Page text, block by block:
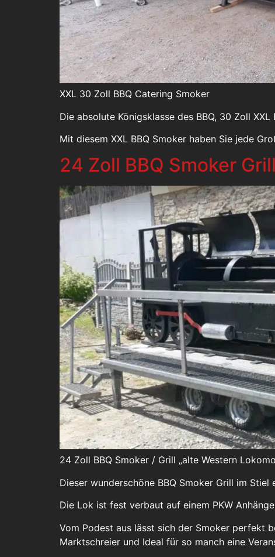
XXL 30 Zoll BBQ Catering Smoker
Die absolute Königsklasse des BBQ, 30 Zoll
Mit diesem XXL BBQ Smoker haben Sie jede
24 Zoll BBQ Smoker
24 Zoll BBQ Smoker / Grill „alte Western
Dieser wunderschöne BBQ Smoker Grill im
Die Lok ist fest verbaut auf einem PKW
Vom Podest aus lässt sich der Smoker perfekt
Marktschreier und Ideal für so manch eine